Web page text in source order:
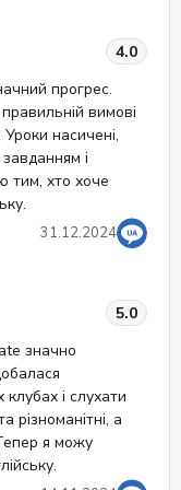
31.12.2024
4.0
прогрес.
вимові
насичені,
і
тим, хто хоче
5.0
значно
і слухати
різноманітні, а
я можу